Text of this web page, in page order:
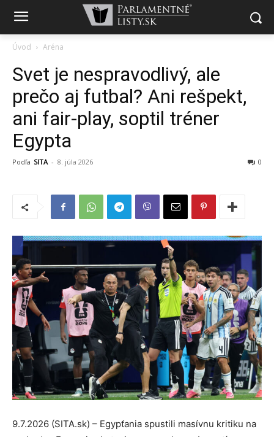
Úvod Aréna
Svet je nespravodlivý, ale
prečo aj futbal? Ani rešpekt,
ani fair-play, soptil tréner
Egypta
Podľa SITA - 8. júla 2026 0
9.7.2026 (SITA.sk) – Egypťania spustili masívnu kritiku na